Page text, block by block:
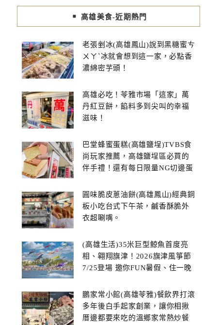
高雄美食-近期熱門
老張剉冰(高雄鳳山)說到黑糖蜜ㄘ
ㄨㄚˋ冰就會想到這一家，必點香
濃綿密芋頭！
高雄必吃！苓雅市場「這家」萬
丹紅豆餅，餡料多到尖叫的幸福
滋味！
巴堂蜂蜜蛋糕(高雄鹽埕)TVBS食
尚玩家推薦，高雄鹽埕區必買的
伴手禮！還有每日限量NG切邊蛋
圓味脆皮蔥油餅(高雄鳳山)經典銅
板小吃台式下午茶，鹹香酥脆外
衣超唰嘴。
(高雄生活)35米巨型鯨魚首度亮
相、翱翔旗津！2026旗津風箏節
7/25登場 邀你FUN暑假、住一晚
鵬家常小館(高雄苓雅)餐飲界打滾
多年後白手起家創業，讓你相揪
厝邊都要來吃的溫鄉家常熱炒餐